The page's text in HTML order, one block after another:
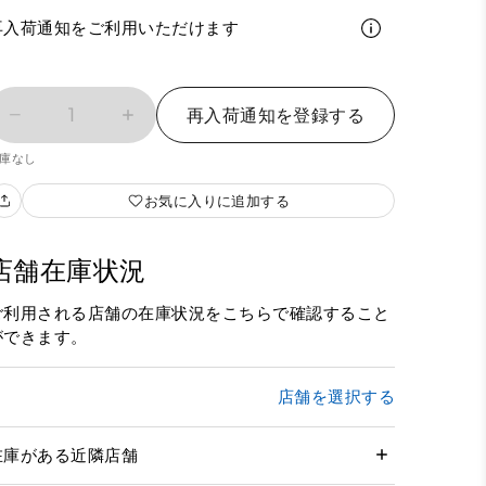
入荷通知をご利用いただけます
1 再入荷通知を登録する
なし
お気に入りに追加する
舗在庫状況
利用される店舗の在庫状況をこちらで確認すること
きます。
店舗を選択する
庫がある近隣店舗